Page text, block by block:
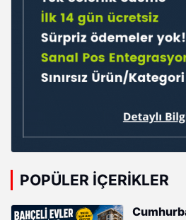
POPÜLER İÇERIKLER